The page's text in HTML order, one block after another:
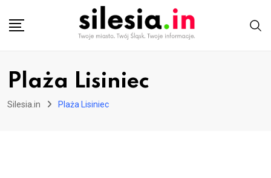
Plaża Lisiniec
Silesia.in Plaża Lisiniec